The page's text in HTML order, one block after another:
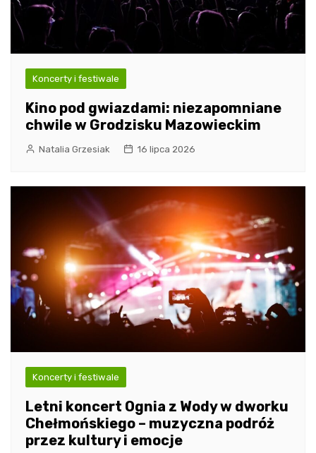
Koncerty i festiwale
Kino pod gwiazdami: niezapomniane
chwile w Grodzisku Mazowieckim
Natalia Grzesiak 16 lipca 2026
Koncerty i festiwale
Letni koncert Ognia z Wody w dworku
Chełmońskiego – muzyczna podróż
przez kultury i emocje